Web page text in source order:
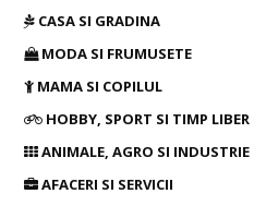
CASA SI GRADINA
MODA SI FRUMUSETE
MAMA SI COPILUL
HOBBY, SPORT SI TIMP LIBER
ANIMALE, AGRO SI INDUSTRIE
AFACERI SI SERVICII